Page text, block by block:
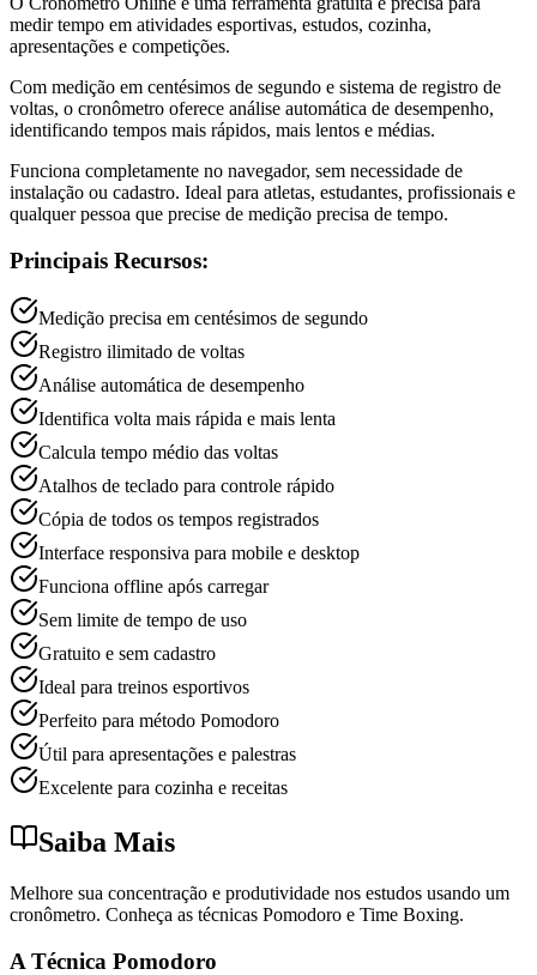
medir tempo em atividades esportivas, estudos, cozinha,
apresentações e competições.
Com medição em centésimos de segundo e sistema de registro de
voltas, o cronômetro oferece análise automática de desempenho,
identificando tempos mais rápidos, mais lentos e médias.
Funciona completamente no navegador, sem necessidade de
instalação ou cadastro. Ideal para atletas, estudantes, profissionais e
qualquer pessoa que precise de medição precisa de tempo.
Principais Recursos:
Medição precisa em centésimos de segundo
Registro ilimitado de voltas
Análise automática de desempenho
Identifica volta mais rápida e mais lenta
Calcula tempo médio das voltas
Atalhos de teclado para controle rápido
Cópia de todos os tempos registrados
Interface responsiva para mobile e desktop
Funciona offline após carregar
Sem limite de tempo de uso
Gratuito e sem cadastro
Ideal para treinos esportivos
Perfeito para método Pomodoro
Útil para apresentações e palestras
Excelente para cozinha e receitas
Saiba Mais
Melhore sua concentração e produtividade nos estudos usando um
cronômetro. Conheça as técnicas Pomodoro e Time Boxing.
A Técnica Pomodoro